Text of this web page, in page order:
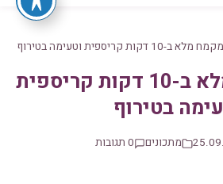
10 דקות קריספית וטעימה בטירוף
פיצה מקמח מלא ב-10 דקות קריספית
בטירוף
מתכונים 0 תגובות